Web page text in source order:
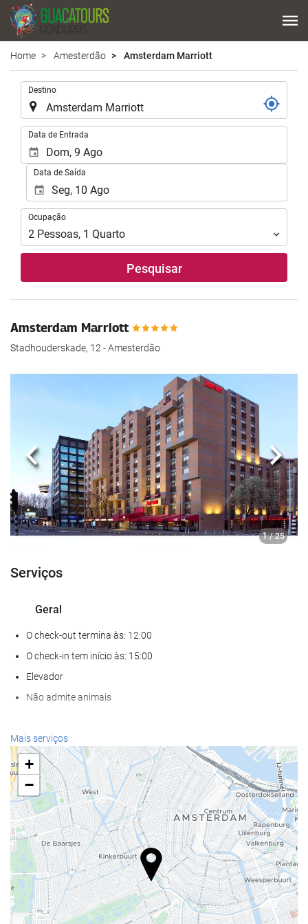
Home Amesterdão Amsterdam Marriott
Destino
Data de Entrada
Data de Saída
Ocupação
Ocupação
2 Pessoas, 1 Quarto
Pesquisar
Amsterdam Marriott
Stadhouderskade, 12 - Amesterdão
1 / 25
Anterior
Serviços
Geral
O check-out termina às: 12:00
O check-in tem início às: 15:00
Elevador
Não admite animais
Serviços de receção
Recepção 24 horas
Depósito de bagagens
Alimentação e bebidas
Restaurante à la carte
Bar
Instalações de negócios
Mais serviços
+
−